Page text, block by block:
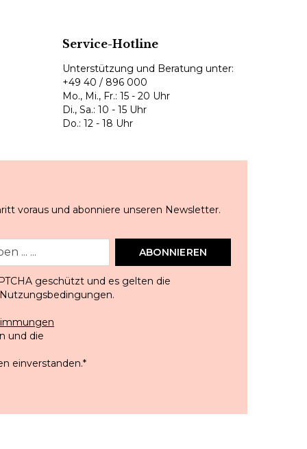
Service-Hotline
Unterstützung und Beratung unter:
+49 40 / 896 000
Mo., Mi., Fr.: 15 - 20 Uhr
Di., Sa.: 10 - 15 Uhr
Do.: 12 - 18 Uhr
voraus und abonniere unseren Newsletter.
ABONNIEREN
geschützt und es gelten die
Nutzungsbedingungen.
und die
einverstanden.*